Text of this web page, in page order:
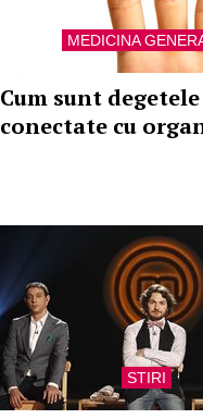
MEDICINA
Cum sunt degetele
conectate cu
STIRI